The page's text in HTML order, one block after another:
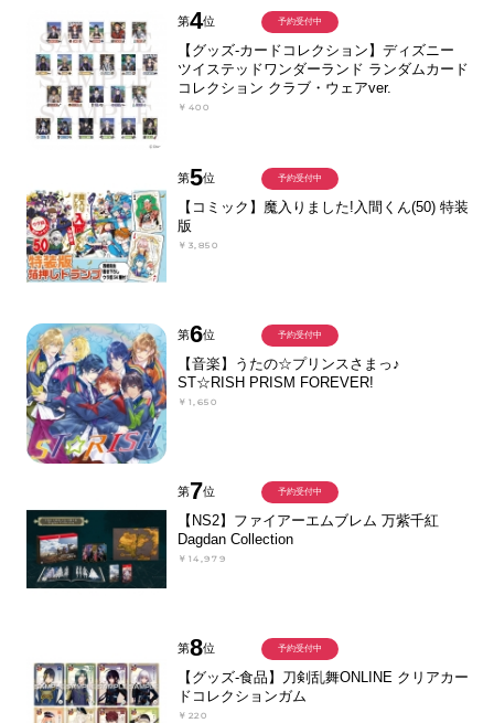
第4位
【グッズ-カードコレクション】ディズニー
ツイステッドワンダーランド ランダムカード
コレクション クラブ・ウェアver.
￥400
予約受付中
第5位
【コミック】魔入りました!入間くん(50) 特装
版
￥3,850
予約受付中
第6位
【音楽】うたの☆プリンスさまっ♪
ST☆RISH PRISM FOREVER!
￥1,650
予約受付中
第7位
【NS2】ファイアーエムブレム 万紫千紅
Dagdan Collection
￥14,979
予約受付中
第8位
【グッズ-食品】刀剣乱舞ONLINE クリアカー
ドコレクションガム
￥220
予約受付中